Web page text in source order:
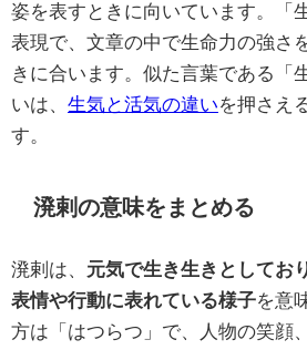
姿を表すときに向いています。「
表現で、文章の中で生命力の強さ
きに合います。似た言葉である「
いは、 生気と活気の違いを押さえ
す。
溌剌の意味をまとめる
溌剌は、 元気で生き生きとしてお
表情や行動に表れている様子を意
方は「はつらつ」で、人物の笑顔